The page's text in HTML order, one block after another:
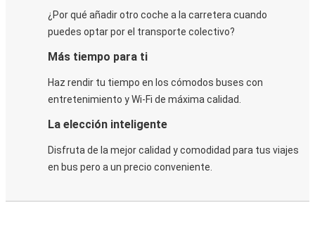
¿Por qué añadir otro coche a la carretera cuando
puedes optar por el transporte colectivo?
Más tiempo para ti
Haz rendir tu tiempo en los cómodos buses con
entretenimiento y Wi-Fi de máxima calidad.
La elección inteligente
Disfruta de la mejor calidad y comodidad para tus viajes
en bus pero a un precio conveniente.